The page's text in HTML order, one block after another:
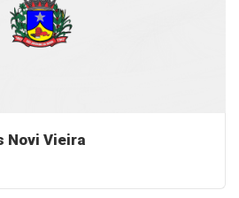
Novi Vieira